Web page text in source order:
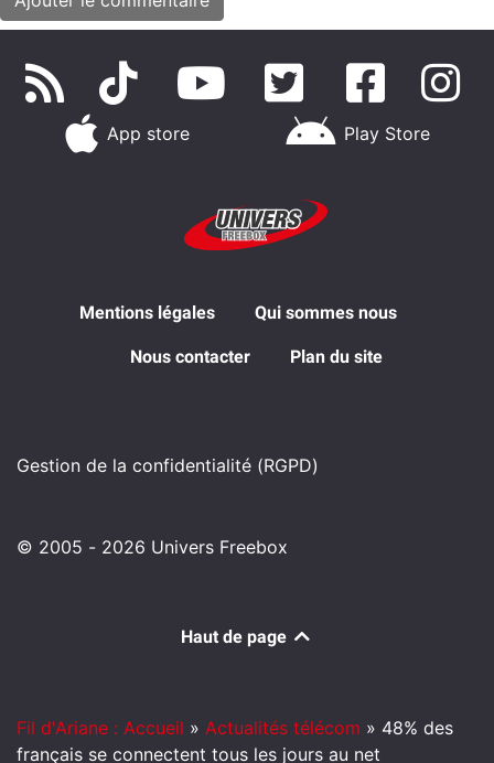
App store Play Store
Mentions légales Qui sommes nous
Nous contacter Plan du site
Gestion de la confidentialité (RGPD)
© 2005 - 2026 Univers Freebox
Haut de page
Fil d'Ariane : Accueil » Actualités télécom » 48% des
français se connectent tous les jours au net